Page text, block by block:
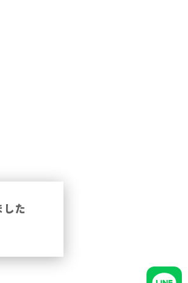
した